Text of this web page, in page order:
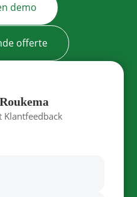
demo
offerte
Klantfeedback